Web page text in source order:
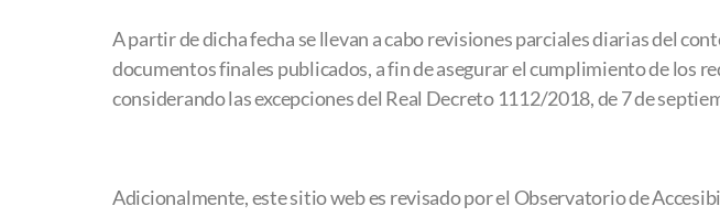
A partir de dicha fecha se llevan a cabo revisiones parciales diarias del
documentos finales publicados, a fin de asegurar el cumplimiento de los
considerando las excepciones del Real Decreto 1112/2018, de 7 de
Adicionalmente, este sitio web es revisado por el Observatorio de